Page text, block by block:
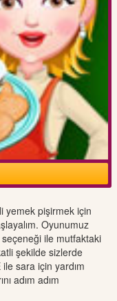
yemek pişirmek için
Oyunumuz
ile mutfaktaki
şekilde sizlerde
ile sara için yardım
adım adım